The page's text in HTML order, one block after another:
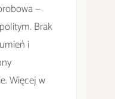
—
Brak
i
Więcej w